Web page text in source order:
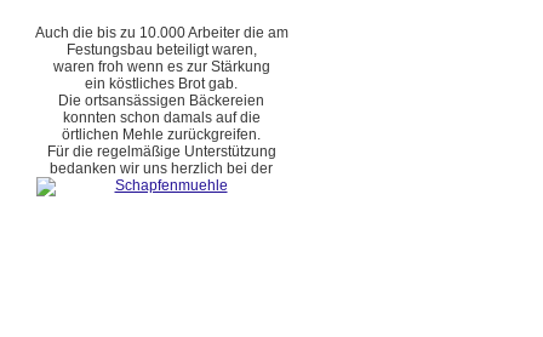
Auch die bis zu 10.000 Arbeiter die am
Festungsbau beteiligt waren,
waren froh wenn es zur Stärkung
ein köstliches Brot gab.
Die ortsansässigen Bäckereien
konnten schon damals auf die
örtlichen Mehle zurückgreifen.
Für die regelmäßige Unterstützung
bedanken wir uns herzlich bei der